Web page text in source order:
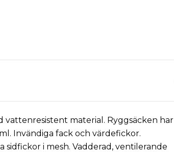
vattenresistent material. Ryggsäcken har
Invändiga fack och värdefickor.
i mesh. Vadderad, ventilerande